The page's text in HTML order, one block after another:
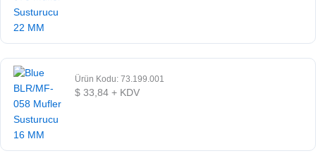
Ürün Kodu: 73.199.001
$ 33,84 + KDV